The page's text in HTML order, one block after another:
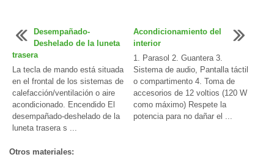
Desempañado-
Deshelado de la luneta
trasera
La tecla de mando está situada
en el frontal de los sistemas de
calefacción/ventilación o aire
acondicionado. Encendido El
desempañado-deshelado de la
luneta trasera s ...
Acondicionamiento del
interior
1. Parasol 2. Guantera 3.
Sistema de audio, Pantalla táctil
o compartimento 4. Toma de
accesorios de 12 voltios (120 W
como máximo) Respete la
potencia para no dañar el ...
Otros materiales: